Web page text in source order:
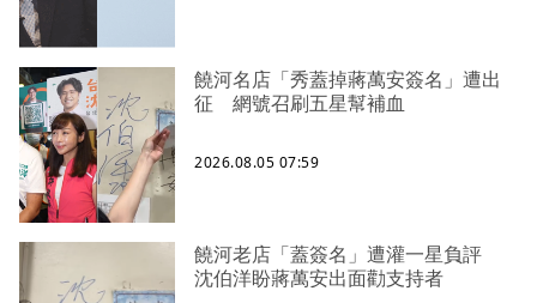
饒河名店「秀蓋掉蔣萬安簽名」遭出
征 網號召刷五星幫補血
2026.08.05 07:59
饒河老店「蓋簽名」遭灌一星負評
沈伯洋盼蔣萬安出面勸支持者